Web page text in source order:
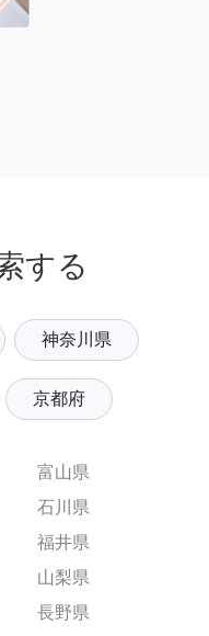
する
神奈川県
京都府
富山県
石川県
福井県
山梨県
長野県